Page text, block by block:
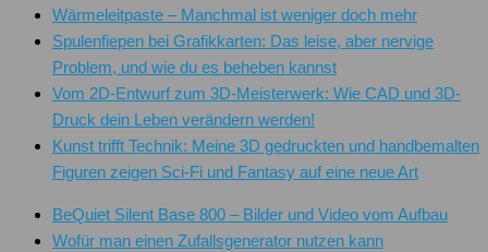
Wärmeleitpaste – Manchmal ist weniger doch mehr
Spulenfiepen bei Grafikkarten: Das leise, aber nervige
Problem, und wie du es beheben kannst
Vom 2D-Entwurf zum 3D-Meisterwerk: Wie CAD und 3D-
Druck dein Leben verändern werden!
Kunst trifft Technik: Meine 3D gedruckten und handbemalten
Figuren zeigen Sci-Fi und Fantasy auf eine neue Art
BeQuiet Silent Base 800 – Bilder und Video vom Aufbau
Wofür man einen Zufallsgenerator nutzen kann